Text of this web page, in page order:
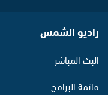
راديو الشمس
البث المباشر
قائمة البرامج